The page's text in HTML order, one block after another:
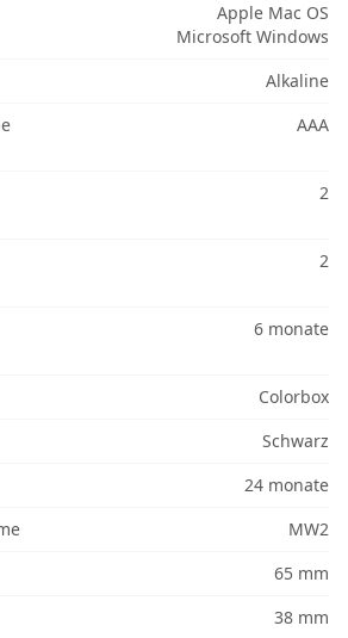
Apple Mac OS
Microsoft Windows
Alkaline
AAA
2
2
6 monate
Colorbox
Schwarz
24 monate
MW2
65 mm
38 mm